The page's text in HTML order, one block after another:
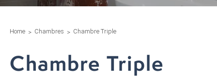
Home Chambres Chambre Triple
Chambre Triple